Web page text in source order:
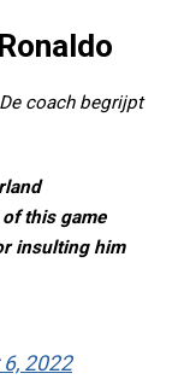
coach begrijpt
this game
insulting him
2022